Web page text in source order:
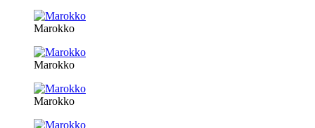
Marokko
Marokko
Marokko